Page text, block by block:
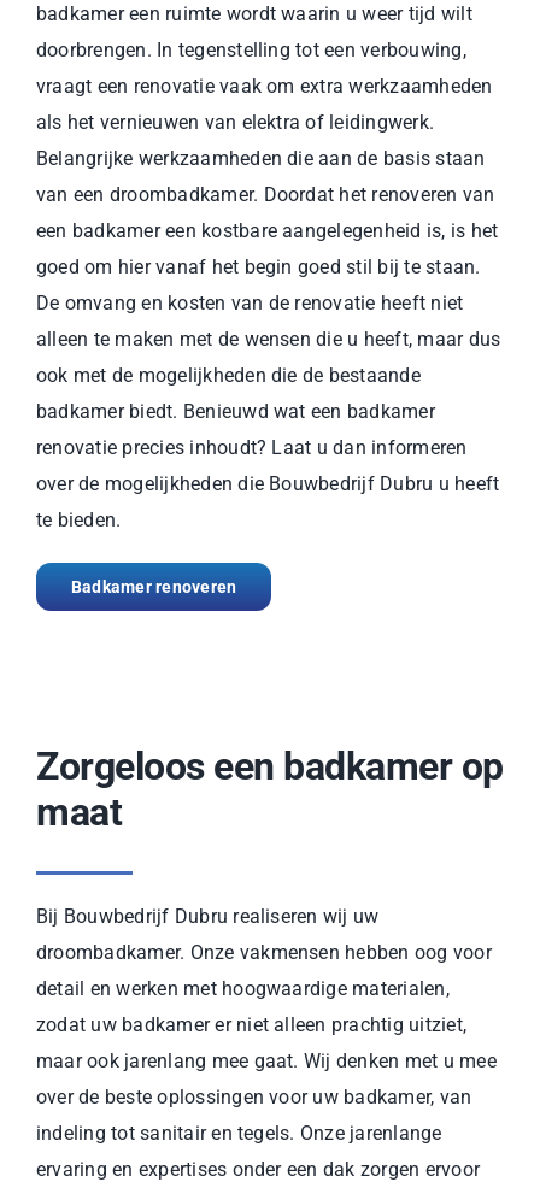
badkamer een ruimte wordt waarin u weer tijd wilt
doorbrengen. In tegenstelling tot een verbouwing,
vraagt een renovatie vaak om extra werkzaamheden
als het vernieuwen van elektra of leidingwerk.
Belangrijke werkzaamheden die aan de basis staan
van een droombadkamer. Doordat het renoveren van
een badkamer een kostbare aangelegenheid is, is het
goed om hier vanaf het begin goed stil bij te staan.
De omvang en kosten van de renovatie heeft niet
alleen te maken met de wensen die u heeft, maar dus
ook met de mogelijkheden die de bestaande
badkamer biedt. Benieuwd wat een badkamer
renovatie precies inhoudt? Laat u dan informeren
over de mogelijkheden die Bouwbedrijf Dubru u heeft
te bieden.
Badkamer renoveren
Zorgeloos een badkamer op
maat
Bij Bouwbedrijf Dubru realiseren wij uw
droombadkamer. Onze vakmensen hebben oog voor
detail en werken met hoogwaardige materialen,
zodat uw badkamer er niet alleen prachtig uitziet,
maar ook jarenlang mee gaat. Wij denken met u mee
over de beste oplossingen voor uw badkamer, van
indeling tot sanitair en tegels. Onze jarenlange
ervaring en expertises onder een dak zorgen ervoor